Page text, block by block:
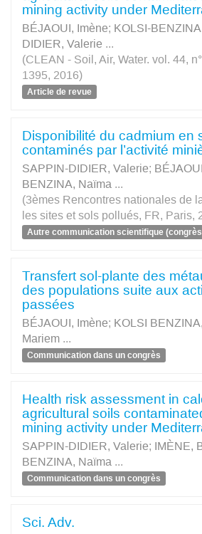
mining activity under
BÉJAOUI, Imène; KOLSI-
DIDIER, Valerie ...
(CLEAN - Soil, Air, Water. vol. 44,
1395, 2016)
Article de revue
Disponibilité du cadmium en
contaminés par l’activité
SAPPIN-DIDIER, Valerie;
BENZINA, Naïma ...
(3èmes Rencontres nationales de
les sites et sols pollués, FR, Paris,
Autre communication scientifique
Transfert sol-plante des
des populations suite aux
passées
BÉJAOUI, Imène; KOLSI
Mariem ...
Communication dans un congrès
Health risk assessment in
agricultural soils
mining activity under
SAPPIN-DIDIER, Valerie; IMÈNE,
BENZINA, Naïma ...
Communication dans un congrès
Sci. Adv.